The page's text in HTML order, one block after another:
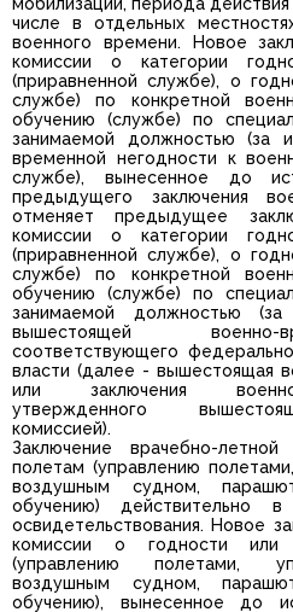
числе в отдельных
военного времени. Новое
комиссии о категории
(приравненной службе), о
службе) по конкретной
обучению (службе) по
занимаемой должностью (за
временной негодности к
службе), вынесенное до
предыдущего заключения
отменяет предыдущее
комиссии о категории
(приравненной службе), о
службе) по конкретной
обучению (службе) по
занимаемой должностью (за
вышестоящей военно-
соответствующего
власти (далее - вышестоящая
или заключения
утвержденного
комиссией).
Заключение врачебно-
полетам (управлению
воздушным судном,
обучению)
освидетельствования. Новое
комиссии о годности или
(управлению полетами,
воздушным судном,
обучению), вынесенное до